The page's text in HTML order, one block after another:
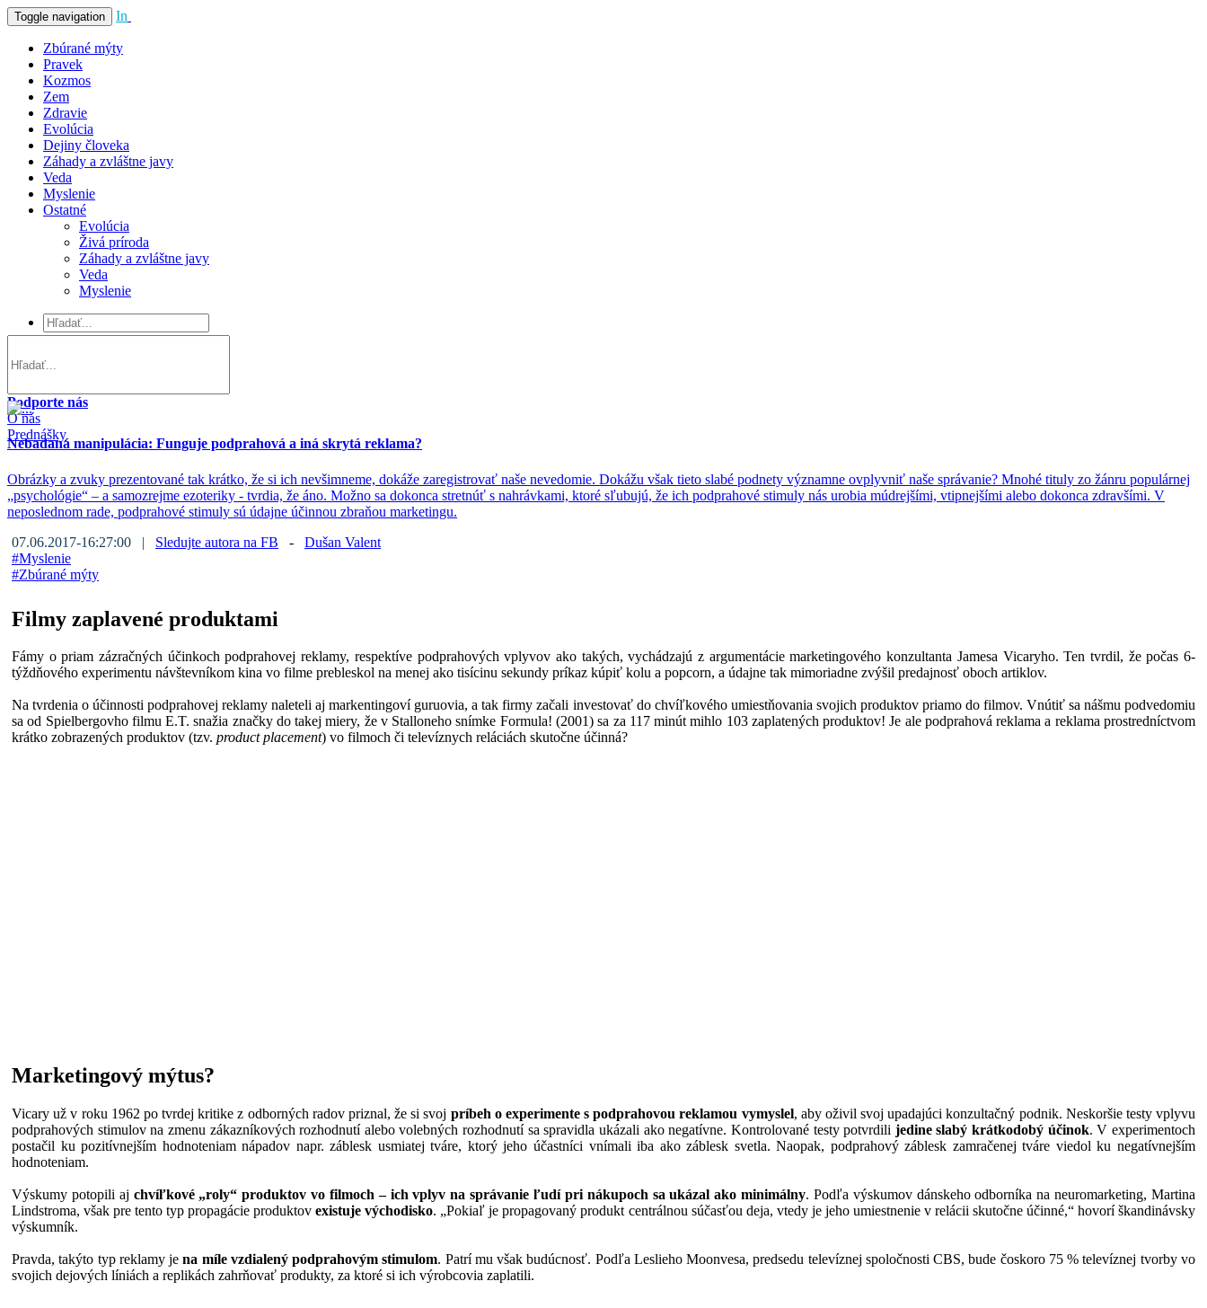
Toggle navigation In
Zbúrané mýty
Pravek
Kozmos
Zem
Zdravie
Evolúcia
Dejiny človeka
Záhady a zvláštne javy
Veda
Myslenie
Ostatné
Evolúcia
Živá príroda
Záhady a zvláštne javy
Veda
Myslenie
Podporte nás
O nás
Prednášky
Nebadaná manipulácia: Funguje podprahová a iná skrytá reklama?
Obrázky a zvuky prezentované tak krátko, že si ich nevšimneme, dokáže zaregistrovať naše nevedomie. Dokážu však tieto slabé podnety významne ovplyvniť naše správanie? Mnohé tituly zo žánru populárnej
„psychológie“ – a samozrejme ezoteriky - tvrdia, že áno. Možno sa dokonca stretnúť s nahrávkami, ktoré sľubujú, že ich podprahové stimuly nás urobia múdrejšími, vtipnejšími alebo dokonca zdravšími. V
neposlednom rade, podprahové stimuly sú údajne účinnou zbraňou marketingu.
07.06.2017-16:27:00 | Sledujte autora na FB - Dušan Valent
#Myslenie
#Zbúrané mýty
Filmy zaplavené produktami
Fámy o priam zázračných účinkoch podprahovej reklamy, respektíve podprahových vplyvov ako takých, vychádzajú z argumentácie marketingového konzultanta Jamesa Vicaryho. Ten tvrdil, že počas 6-
týždňového experimentu návštevníkom kina vo filme prebleskol na menej ako tisícinu sekundy príkaz kúpiť kolu a popcorn, a údajne tak mimoriadne zvýšil predajnosť oboch artiklov.
Na tvrdenia o účinnosti podprahovej reklamy naleteli aj markentingoví guruovia, a tak firmy začali investovať do chvíľkového umiestňovania svojich produktov priamo do filmov. Vnútiť sa nášmu podvedomiu
sa od Spielbergovho filmu E.T. snažia značky do takej miery, že v Stalloneho snímke Formula! (2001) sa za 117 minút mihlo 103 zaplatených produktov! Je ale podprahová reklama a reklama prostredníctvom
krátko zobrazených produktov (tzv. product placement) vo filmoch či televíznych reláciách skutočne účinná?
Marketingový mýtus?
Vicary už v roku 1962 po tvrdej kritike z odborných radov priznal, že si svoj príbeh o experimente s podprahovou reklamou vymyslel, aby oživil svoj upadajúci konzultačný podnik. Neskoršie testy vplyvu
podprahových stimulov na zmenu zákazníkových rozhodnutí alebo volebných rozhodnutí sa spravidla ukázali ako negatívne. Kontrolované testy potvrdili jedine slabý krátkodobý účinok. V experimentoch
postačil ku pozitívnejším hodnoteniam nápadov napr. záblesk usmiatej tváre, ktorý jeho účastníci vnímali iba ako záblesk svetla. Naopak, podprahový záblesk zamračenej tváre viedol ku negatívnejším
hodnoteniam.
Výskumy potopili aj chvíľkové „roly“ produktov vo filmoch – ich vplyv na správanie ľudí pri nákupoch sa ukázal ako minimálny. Podľa výskumov dánskeho odborníka na neuromarketing, Martina
Lindstroma, však pre tento typ propagácie produktovexistuje východisko. „Pokiaľ je propagovaný produkt centrálnou súčasťou deja, vtedy je jeho umiestnenie v relácii skutočne účinné,“ hovorí škandinávsky
výskumník.
Pravda, takýto typ reklamy jena míle vzdialený podprahovým stimulom. Patrí mu však budúcnosť. Podľa Leslieho Moonvesa, predsedu televíznej spoločnosti CBS, bude čoskoro 75 % televíznej tvorby vo
svojich dejových líniách a replikách zahrňovať produkty, za ktoré si ich výrobcovia zaplatili.